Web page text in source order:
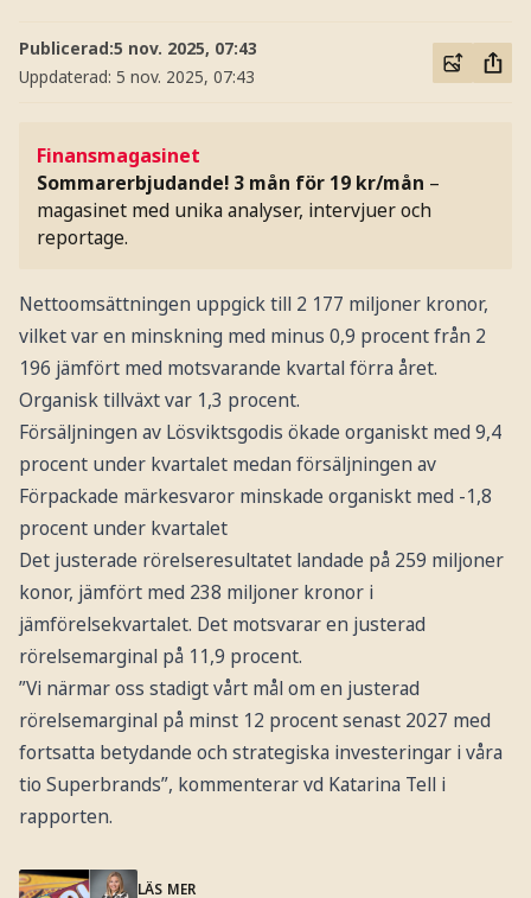
Publicerad:5 nov. 2025, 07:43
Uppdaterad: 5 nov. 2025, 07:43
Finansmagasinet
Sommarerbjudande! 3 mån för 19 kr/mån –
magasinet med unika analyser, intervjuer och
reportage.
Nettoomsättningen uppgick till 2 177 miljoner kronor,
vilket var en minskning med minus 0,9 procent från 2
196 jämfört med motsvarande kvartal förra året.
Organisk tillväxt var 1,3 procent.
Försäljningen av Lösviktsgodis ökade organiskt med 9,4
procent under kvartalet medan försäljningen av
Förpackade märkesvaror minskade organiskt med -1,8
procent under kvartalet
Det justerade rörelseresultatet landade på 259 miljoner
konor, jämfört med 238 miljoner kronor i
jämförelsekvartalet. Det motsvarar en justerad
rörelsemarginal på 11,9 procent.
”Vi närmar oss stadigt vårt mål om en justerad
rörelsemarginal på minst 12 procent senast 2027 med
fortsatta betydande och strategiska investeringar i våra
tio Superbrands”, kommenterar vd Katarina Tell i
rapporten.
LÄS MER